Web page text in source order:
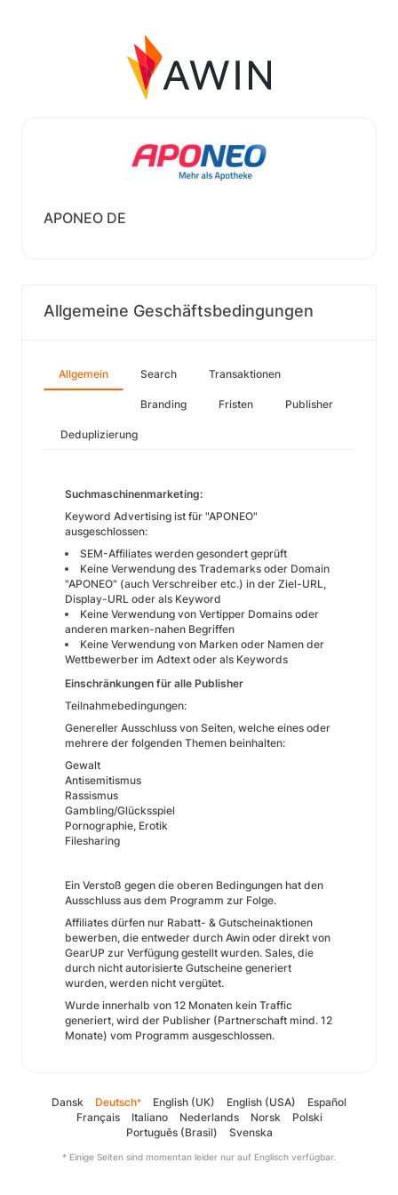
APONEO DE
Allgemeine Geschäftsbedingungen
Allgemein Search Transaktionen
Branding Fristen Publisher
Deduplizierung
Suchmaschinenmarketing:
Keyword Advertising ist für "APONEO"
ausgeschlossen:
SEM-Affiliates werden gesondert geprüft
Keine Verwendung des Trademarks oder Domain
"APONEO" (auch Verschreiber etc.) in der Ziel-URL,
Display-URL oder als Keyword
Keine Verwendung von Vertipper Domains oder
anderen marken-nahen Begriffen
Keine Verwendung von Marken oder Namen der
Wettbewerber im Adtext oder als Keywords
Einschränkungen für alle Publisher
Teilnahmebedingungen:
Genereller Ausschluss von Seiten, welche eines oder
mehrere der folgenden Themen beinhalten:
Gewalt
Antisemitismus
Rassismus
Gambling/Glücksspiel
Pornographie, Erotik
Filesharing
Ein Verstoß gegen die oberen Bedingungen hat den
Ausschluss aus dem Programm zur Folge.
Affiliates dürfen nur Rabatt- & Gutscheinaktionen
bewerben, die entweder durch Awin oder direkt von
GearUP zur Verfügung gestellt wurden. Sales, die
durch nicht autorisierte Gutscheine generiert
wurden, werden nicht vergütet.
Wurde innerhalb von 12 Monaten kein Traffic
generiert, wird der Publisher (Partnerschaft mind. 12
Monate) vom Programm ausgeschlossen.
Dansk Deutsch* English (UK) English (USA)
Español
Français
Italiano Nederlands Norsk
Polski
Português (Brasil)
Svenska
* Einige Seiten sind momentan leider nur auf Englisch verfügbar.